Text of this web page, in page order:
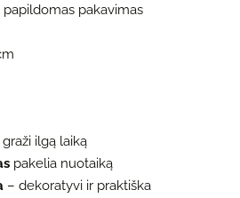
papildomas pakavimas
ilgą laiką
pakelia nuotaiką
– dekoratyvi ir praktiška